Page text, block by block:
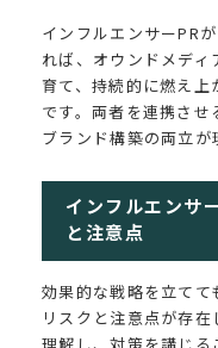
インフルエンサーPR
れば、オウンドメデ
育て、持続的に燃え
です。両者を連携さ
ブランド構築の両立が
インフルエンサ
と注意点
効果的な戦略を立てて
リスクと注意点が存